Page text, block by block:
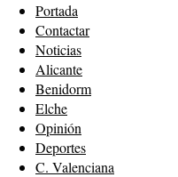
Portada
Contactar
Noticias
Alicante
Benidorm
Elche
Opinión
Deportes
C. Valenciana